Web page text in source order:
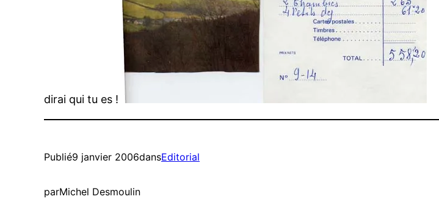
dirai qui tu es !
Publié9 janvier 2006dansEditorial
parMichel Desmoulin